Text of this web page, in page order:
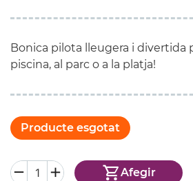
Bonica pilota lleugera i divertida
piscina, al parc o a la platja!
Producte esgotat
Afegir